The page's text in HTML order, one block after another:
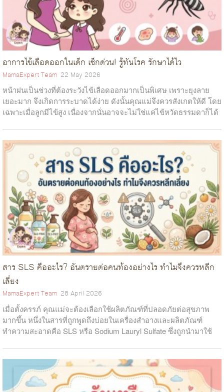
อาการไข้เลือดออกในเด็ก เช็กด่วน! รู้ทันโรค รักษาได้ไว
MamaExpert Team 22 May 2026
หน้าฝนเป็นช่วงที่ต้องระวังไข้เลือดออกมากเป็นพิเศษ เพราะยุงลาย
เยอะมาก จึงเกิดการระบาดได้ง่าย ดังนั้นคุณแม่จึงควรสังเกตให้ดี โดย
เฉพาะเมื่อลูกมีไข้สูง เนื่องจากนั่นอาจจะไม่ใช่แค่ไข้หวัดธรรมดาก็ได้
สาร SLS คืออะไร? อันตรายต่อคนท้องอย่างไร ทำไมจึงควรหลีก
เลี่ยง
MamaExpert Team 28 April 2026
เมื่อตั้งครรภ์ คุณแม่จะต้องเลือกใช้ผลิตภัณฑ์ที่ปลอดภัยต่อสุขภาพ
มากขึ้น หนึ่งในสารที่ถูกพูดถึงบ่อยในเครื่องสำอางและผลิตภัณฑ์
ทำความสะอาดคือ SLS หรือ Sodium Lauryl Sulfate ซึ่งถูกนำมาใช้